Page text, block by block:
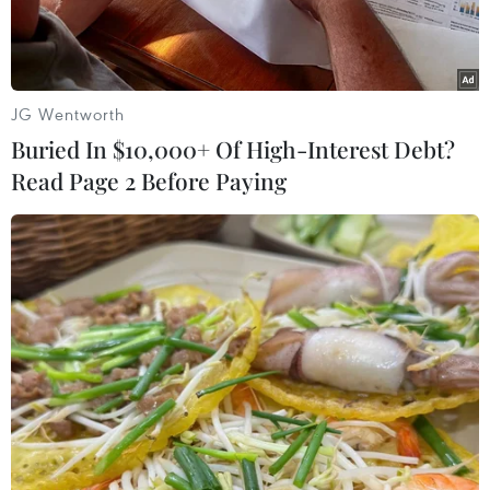
ngọt
Táo Kinsei từ tỉnh Aomori, Nhật Bản lần đầu tiên nhập khẩu về
Việt Nam. (Ảnh: Intimex)
Sau hai năm đàm phán với những yêu cầu khắt
JG Wentworth
Buried In $10,000+ Of High-Interest Debt?
Read Page 2 Before Paying